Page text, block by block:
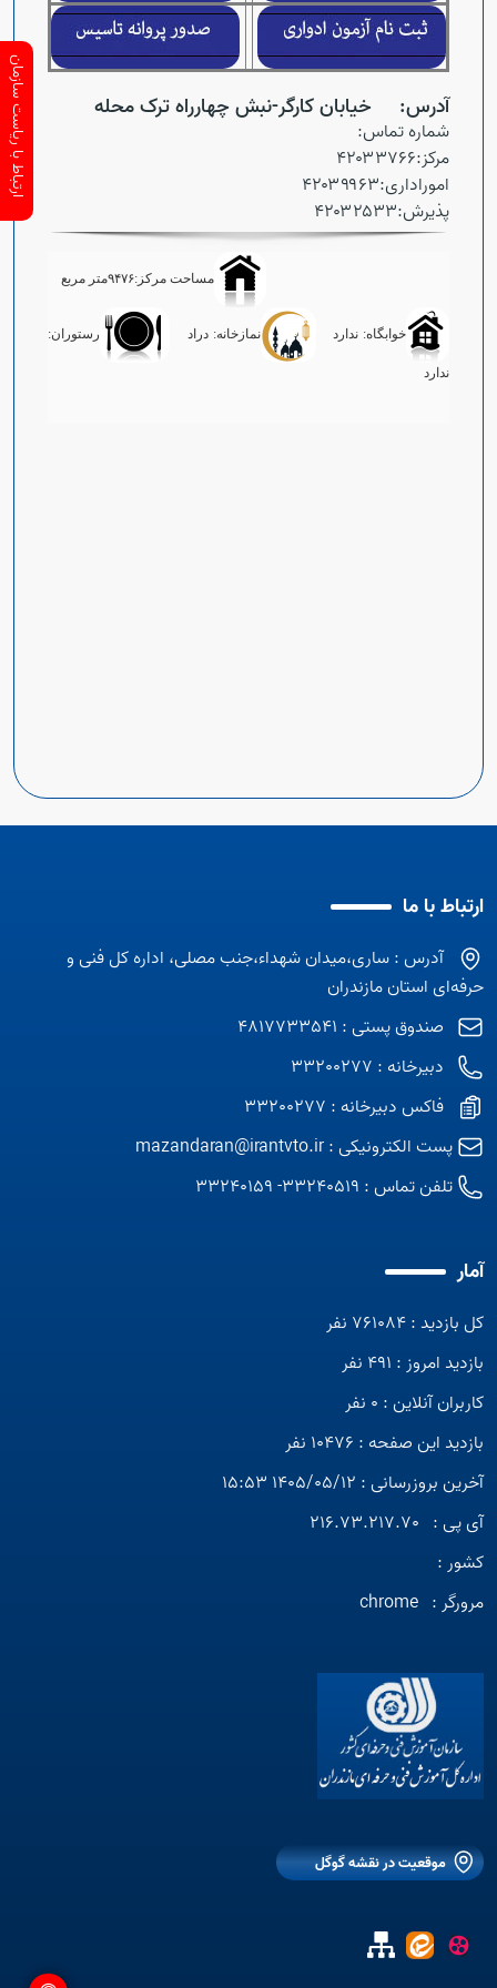
آدرس: خیابان کارگر-نبش چهارراه ترک محله
شماره تماس:
مرکز:۴۲۰۳۳۷۶۶
اموراداری:۴۲۰۳۹۹۶۳
پذیرش:۴۲۰۳۲۵۳۳
مساحت مرکز:۹۴۷۶متر مربع
خوابگاه: ندارد نمازخانه: دراد رستوران:
ندارد
ارتباط با ما
آدرس : ساری،میدان شهداء،جنب مصلی، اداره کل فنی و
حرفه‌ای استان مازندران
صندوق پستی : 4817733541
دبیرخانه : 33200277
فاکس دبیرخانه : 33200277
پست الکترونیکی :mazandaran@irantvto.ir
تلفن تماس : 33240519- 33240159
آمار
کل بازدید : 761084 نفر
بازدید امروز : 491 نفر
کاربران آنلاین : 0 نفر
بازدید این صفحه : 10476 نفر
آخرین بروزرسانی : 1405/05/12 15:53
آی پی : 216.73.217.70
کشور :
مرورگر : chrome
موقعیت در نقشه گوگل
ارتباط با ریاست سازمان